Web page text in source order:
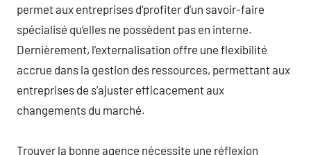
permet aux entreprises d’profiter d’un savoir-faire
spécialisé qu’elles ne possèdent pas en interne.
Dernièrement, l’externalisation offre une flexibilité
accrue dans la gestion des ressources, permettant aux
entreprises de s’ajuster efficacement aux
changements du marché.
Trouver la bonne agence nécessite une réflexion